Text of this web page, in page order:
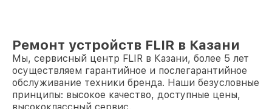
Ремонт устройств FLIR в Казани
Мы, сервисный центр FLIR в Казани, более 5 лет
осуществляем гарантийное и послегарантийное
обслуживание техники бренда. Наши безусловные
принципы: высокое качество, доступные цены,